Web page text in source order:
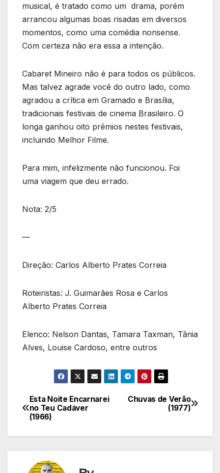
musical, é tratado como um drama, porém
arrancou algumas boas risadas em diversos
momentos, como uma comédia nonsense.
Com certeza não era essa a intenção.
Cabaret Mineiro não é para todos os públicos.
Mas talvez agrade você do outro lado, como
agradou a crítica em Gramado e Brasília,
tradicionais festivais de cinema Brasileiro. O
longa ganhou oito prêmios nestes festivais,
incluindo Melhor Filme.
Para mim, infelizmente não funcionou. Foi
uma viagem que deu errado.
Nota: 2/5
—
Direção: Carlos Alberto Prates Correia
Roteiristas: J. Guimarães Rosa e Carlos
Alberto Prates Correia
Elenco: Nelson Dantas, Tamara Taxman, Tânia
Alves, Louise Cardoso, entre outros
Navegação
de
Chuvas de Verão
(1977)
Esta Noite Encarnarei
no Teu Cadáver
(1966)